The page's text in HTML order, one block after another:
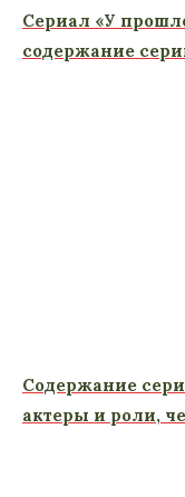
Сериал «У
содержание
Содержание
актеры и роли,